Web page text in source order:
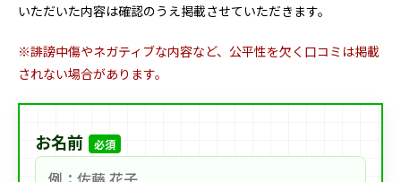
いただいた内容は確認のうえ掲載させていただきます。
※誹謗中傷やネガティブな内容など、公平性を欠く口コミは掲載
されない場合があります。
お名前 必須